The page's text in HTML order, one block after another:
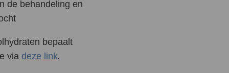
gebit
de behandeling en
bepaalt
via deze link.